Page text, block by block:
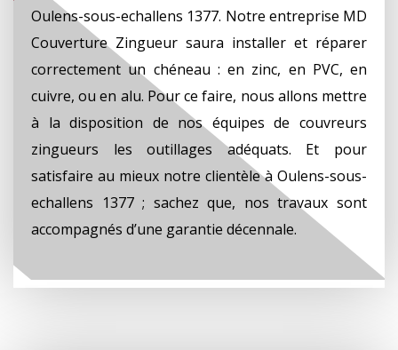
Oulens-sous-echallens 1377. Notre entreprise MD
Couverture Zingueur saura installer et réparer
correctement un chéneau : en zinc, en PVC, en
cuivre, ou en alu. Pour ce faire, nous allons mettre
à la disposition de nos équipes de couvreurs
zingueurs les outillages adéquats. Et pour
satisfaire au mieux notre clientèle à Oulens-sous-
echallens 1377 ; sachez que, nos travaux sont
accompagnés d’une garantie décennale.